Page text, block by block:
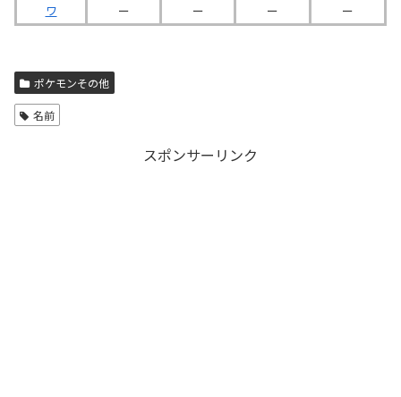
ワ ー ー ー ー
ポケモンその他
名前
スポンサーリンク